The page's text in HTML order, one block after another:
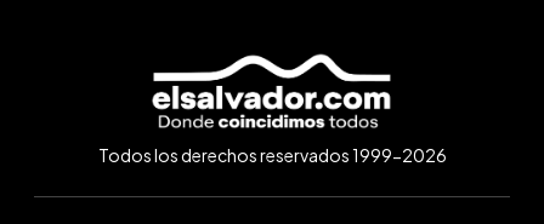
Todos los derechos reservados 1999-2026